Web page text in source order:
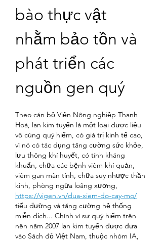
bào thực vật
nhằm bảo tồn và
phát triển các
nguồn gen quý
Theo cán bộ Viện Nông nghiệp Thanh
Hoá, lan kim tuyến là một loại dược liệu
vô cùng quý hiếm, có giá trị kinh tế cao,
vì nó có tác dụng tăng cường sức khỏe,
lưu thông khí huyết, có tính kháng
khuẩn, chữa các bệnh viêm khí quản,
viêm gan mãn tính, chữa suy nhược thần
https://vigen.vn/dua-xiem-do-cay-mo/
tiểu đường và tăng cường hệ thống
miễn dịch... Chính vì sự quý hiếm trên
nên năm 2007 lan kim tuyến được đưa
vào Sách đỏ Việt Nam, thuộc nhóm IA,